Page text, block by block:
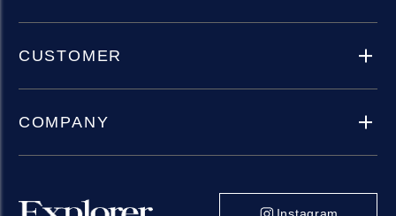
CUSTOMER
COMPANY